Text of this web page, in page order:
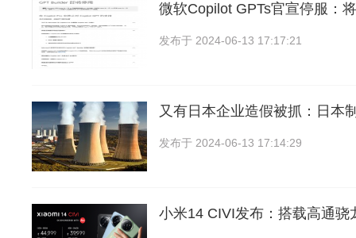
微软Copilot GPTs官宣停服：
发布于 2024-06-13 17:17:21
又有日本企业造假被抓：日本
发布于 2024-06-13 17:14:29
小米14 CIVI发布：搭载高通骁